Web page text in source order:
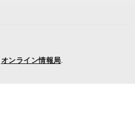
オンライン情報局